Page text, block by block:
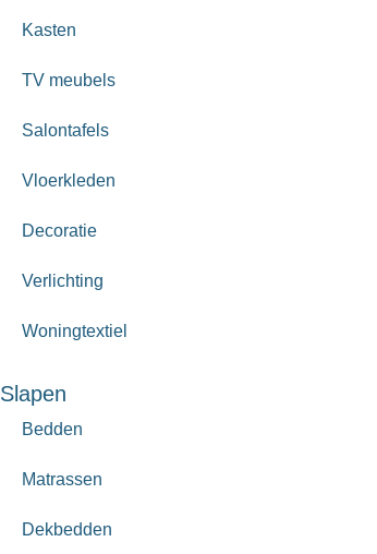
Kasten
TV meubels
Salontafels
Vloerkleden
Decoratie
Verlichting
Woningtextiel
Slapen
Bedden
Matrassen
Dekbedden